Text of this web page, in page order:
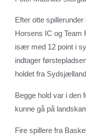
Efter otte
Horsens IC og
især med 12 point i
indtager
holdet fra
Begge hold var i den
kunne gå på
Fire spillere fra